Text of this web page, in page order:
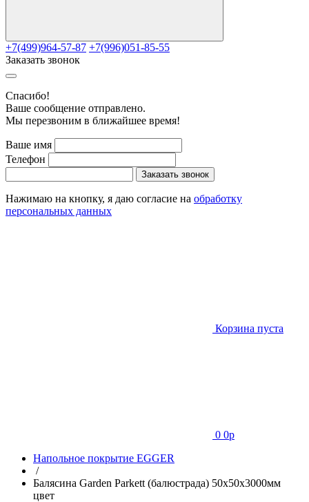
+7(499)964-57-87 +7(996)051-85-55
Заказать звонок
Cпасибо!
Ваше сообщение отправлено.
Мы перезвоним в ближайшее время!
Ваше имя
Телефон
Заказать звонок
Нажимаю на кнопку, я даю согласие на обработку
персональных данных
Корзина пуста
0 0p
Напольное покрытие EGGER
/
Балясина Garden Parkett (балюстрада) 50х50х3000мм
цвет